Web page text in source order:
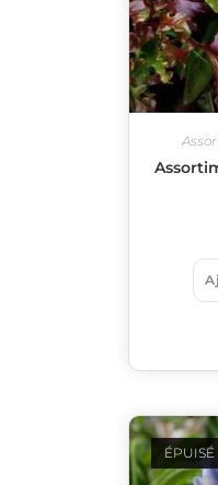
ÉPUISÉ